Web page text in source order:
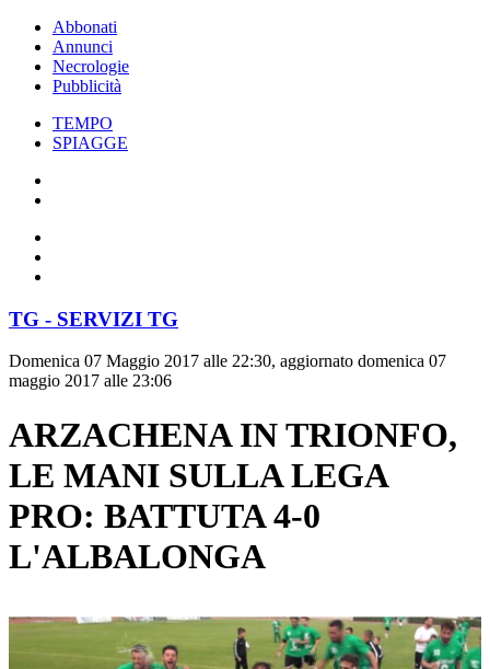
Abbonati
Annunci
Necrologie
Pubblicità
TEMPO
SPIAGGE
TG - SERVIZI TG
Domenica 07 Maggio 2017 alle 22:30, aggiornato domenica 07
maggio 2017 alle 23:06
ARZACHENA IN TRIONFO,
LE MANI SULLA LEGA
PRO: BATTUTA 4-0
L'ALBALONGA